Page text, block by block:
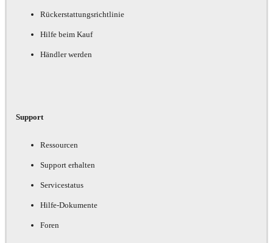
Rückerstattungsrichtlinie
Hilfe beim Kauf
Händler werden
Support
Ressourcen
Support erhalten
Servicestatus
Hilfe-Dokumente
Foren